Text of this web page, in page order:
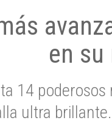
en
14
ultra